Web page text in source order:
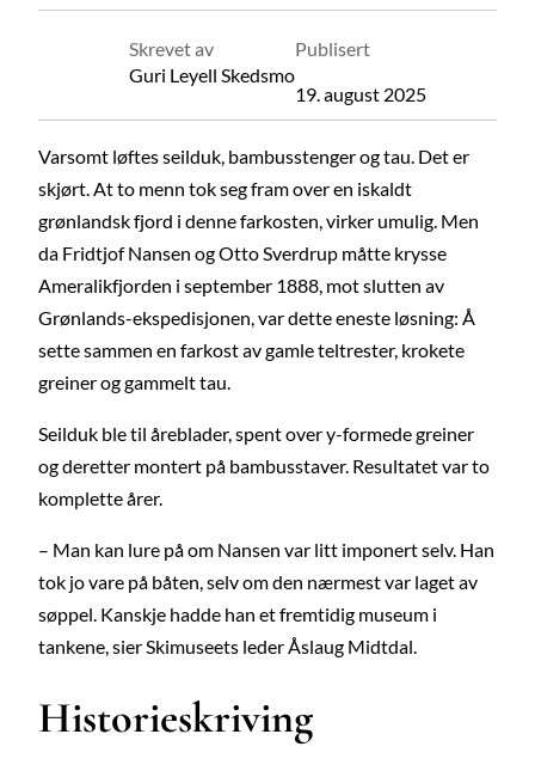
Skrevet av
Guri Leyell Skedsmo
Publisert
19. august 2025
Varsomt løftes seilduk, bambusstenger og tau. Det er
skjørt. At to menn tok seg fram over en iskaldt
grønlandsk fjord i denne farkosten, virker umulig. Men
da Fridtjof Nansen og Otto Sverdrup måtte krysse
Ameralikfjorden i september 1888, mot slutten av
Grønlands-ekspedisjonen, var dette eneste løsning: Å
sette sammen en farkost av gamle teltrester, krokete
greiner og gammelt tau.
Seilduk ble til åreblader, spent over y-formede greiner
og deretter montert på bambusstaver. Resultatet var to
komplette årer.
– Man kan lure på om Nansen var litt imponert selv. Han
tok jo vare på båten, selv om den nærmest var laget av
søppel. Kanskje hadde han et fremtidig museum i
tankene, sier Skimuseets leder Åslaug Midtdal.
Historieskriving